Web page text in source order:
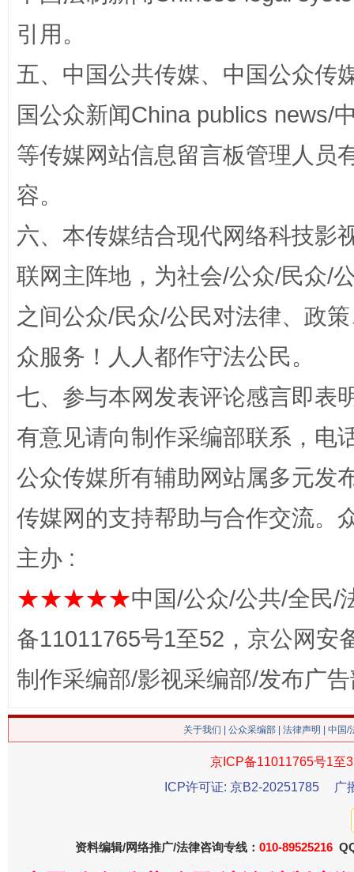
网上购药对药下症？
在谋一域中谋全局
今
引用。
五、中国公共传媒、中国公众传
国公众新闻China publics news/
等传媒网站信息留言板管理人员
容。
六、本传媒结合现代网络科技影
联网主阵地，为社会/公众/民众/
之间公众/民众/公民对法律、政
众服务！人人都作守法公民。
七、参与本网发表评论感言即表
有意见请向制作采编部联系，电
公众传媒所有辅助网站属多元发
传媒网的支持帮助与合作交流。
主办 :
★★★★★中国/公众/公共/全民/
备11011765号1至52，京公网安
制作采编部/影视采编部/发布广
关于我们 公众采编部 法律声明 | 中国
京ICP备11011765号1至
ICP许可证: 京B2-20251785
广
资料编辑/网络推广/法律咨询专线： 010-89525216